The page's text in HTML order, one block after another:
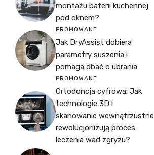
montażu baterii kuchennej
pod oknem?
PROMOWANE
Jak DryAssist dobiera
parametry suszenia i
pomaga dbać o ubrania
PROMOWANE
Ortodoncja cyfrowa: Jak
technologie 3D i
skanowanie wewnątrzustne
rewolucjonizują proces
leczenia wad zgryzu?